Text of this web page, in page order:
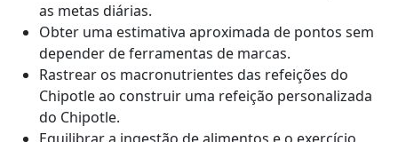
as metas diárias.
Obter uma estimativa aproximada de pontos sem
depender de ferramentas de marcas.
Rastrear os macronutrientes das refeições do
Chipotle ao construir uma refeição personalizada
do Chipotle.